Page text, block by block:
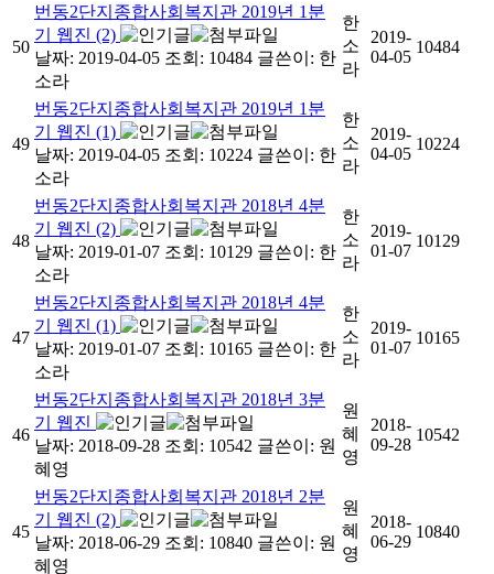
50
번동2단지종합사회복지관 2019년 1분
기 웹진 (2)
날짜: 2019-04-05 조회: 10484 글쓴이: 한
소라
한
소
라
2019-
04-05
10484
49
번동2단지종합사회복지관 2019년 1분
기 웹진 (1)
날짜: 2019-04-05 조회: 10224 글쓴이: 한
소라
한
소
라
2019-
04-05
10224
48
번동2단지종합사회복지관 2018년 4분
기 웹진 (2)
날짜: 2019-01-07 조회: 10129 글쓴이: 한
소라
한
소
라
2019-
01-07
10129
47
번동2단지종합사회복지관 2018년 4분
기 웹진 (1)
날짜: 2019-01-07 조회: 10165 글쓴이: 한
소라
한
소
라
2019-
01-07
10165
46
번동2단지종합사회복지관 2018년 3분
기 웹진
날짜: 2018-09-28 조회: 10542 글쓴이: 원
혜영
원
혜
영
2018-
09-28
10542
45
번동2단지종합사회복지관 2018년 2분
기 웹진 (2)
날짜: 2018-06-29 조회: 10840 글쓴이: 원
혜영
원
혜
영
2018-
06-29
10840